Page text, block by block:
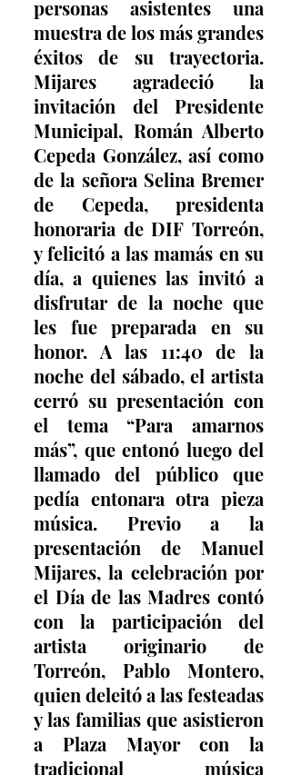
personas asistentes una
muestra de los más grandes
éxitos de su trayectoria.
Mijares agradeció la
invitación del Presidente
Municipal, Román Alberto
Cepeda González, así como
de la señora Selina Bremer
de Cepeda, presidenta
honoraria de DIF Torreón,
y felicitó a las mamás en su
día, a quienes las invitó a
disfrutar de la noche que
les fue preparada en su
honor. A las 11:40 de la
noche del sábado, el artista
cerró su presentación con
el tema “Para amarnos
más”, que entonó luego del
llamado del público que
pedía entonara otra pieza
música. Previo a la
presentación de Manuel
Mijares, la celebración por
el Día de las Madres contó
con la participación del
artista originario de
Torreón, Pablo Montero,
quien deleitó a las festeadas
y las familias que asistieron
a Plaza Mayor con la
tradicional música